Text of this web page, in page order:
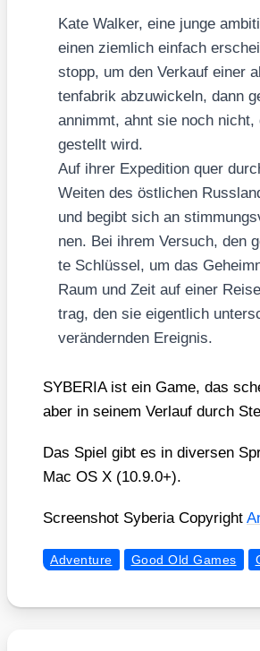
Kate Wal­ker, eine jun­ge
einen ziem­lich ein­fach
stopp, um den Ver­kauf einer
ten­fa­brik abzu­wi­ckeln, dann
annimmt, ahnt sie noch
gestellt wird.
Auf ihrer Expe­di­ti­on quer
Wei­ten des öst­li­chen
und begibt sich an
nen. Bei ihrem Ver­such, den
te Schlüs­sel, um das
Raum und Zeit auf einer
trag, den sie eigent­lich
ver­än­dern­den Ereig­nis.
SYBERIA ist ein Game, das
aber in sei­nem Ver­lauf durch
Das Spiel gibt es in diver­sen
Mac OS X (10.9.0+).
Screen­shot Sybe­ria Copy­right
Adventure Good Old Games